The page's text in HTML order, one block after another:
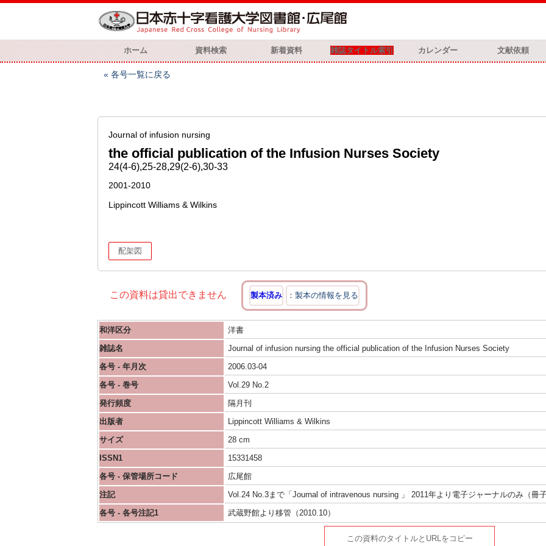
ホーム 資料検索 新着資料 雑誌タイトル索引 カレンダー 文献依頼
各号一覧に戻る
Journal of infusion nursing
the official publication of the Infusion Nurses Society
24(4-6),25-28,29(2-6),30-33
2001-2010
Lippincott Williams & Wilkins
配架図
この資料は貸出できません 製本済み 製本の情報を見る
和洋区分
洋書
雑誌名
Journal of infusion nursing the official publication of the Infusion Nurses Society
各号 - 年月次
2006.03-04
各号 - 巻号
Vol.29 No.2
発行頻度
隔月刊
出版者
Lippincott Williams & Wilkins
サイズ
28 cm
ISSN1
15331458
各号 - 保管場所コード
広尾館
注記
Vol.24 No.3まで「Journal of intravenous nursing 」 2011年より電子ジャーナルのみ（冊
各号 - 各号注記1
武蔵野館より移管（2010.10）
この資料のタイトルとURLをコピー